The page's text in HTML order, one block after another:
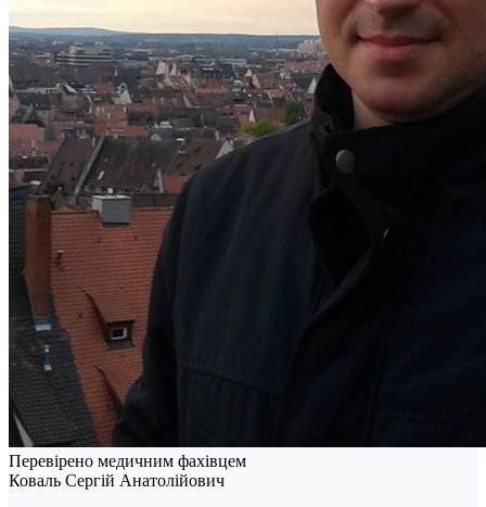
Перевірено медичним фахівцем
Коваль Сергій Анатолійович